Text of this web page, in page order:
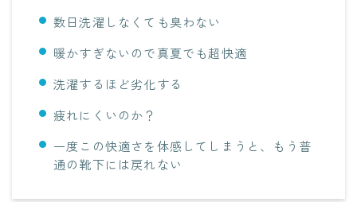
数日洗濯しなくても臭わない
暖かすぎないので真夏でも超快適
洗濯するほど劣化する
疲れにくいのか？
一度この快適さを体感してしまうと、もう普
通の靴下には戻れない